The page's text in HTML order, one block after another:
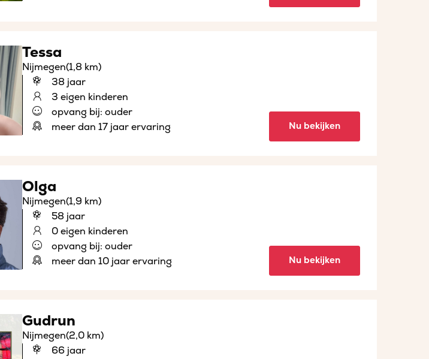
Tessa
Nijmegen(1,8 km)
38 jaar
3 eigen kinderen
opvang bij: ouder
meer dan 17 jaar ervaring
Nu bekijken
Olga
Nijmegen(1,9 km)
58 jaar
0 eigen kinderen
opvang bij: ouder
meer dan 10 jaar ervaring
Nu bekijken
Gudrun
Nijmegen(2,0 km)
66 jaar